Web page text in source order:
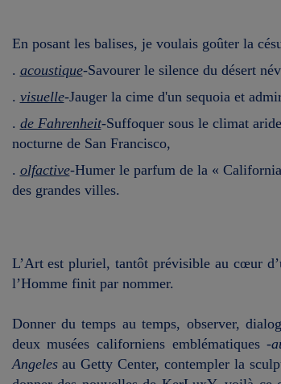
En posant les balises, je voulais goûter la
. acoustique-Savourer le silence du désert
. visuelle-Jauger la cime d'un sequoia et
. de Fahrenheit-Suffoquer sous le climat
nocturne de San Francisco,
. olfactive-Humer le parfum de la «
des grandes villes.
L’Art est pluriel, tantôt prévisible au cœur
l’Homme finit par nommer.
Donner du temps au temps, observer,
deux musées californiens emblématiques -
Angelesau Getty Center, contempler la